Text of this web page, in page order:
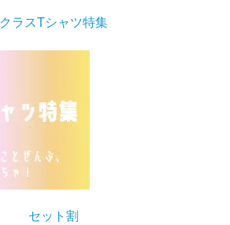
クラスTシャツ特集
セット割